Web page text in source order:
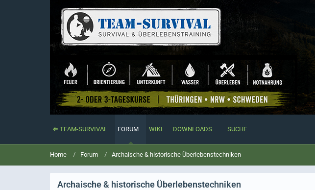
⇐ TEAM-SURVIVAL FORUM WIKI DOWNLOADS SUCHE
Home Forum Archaische & historische Überlebenstechniken
Archaische & historische Überlebenstechniken